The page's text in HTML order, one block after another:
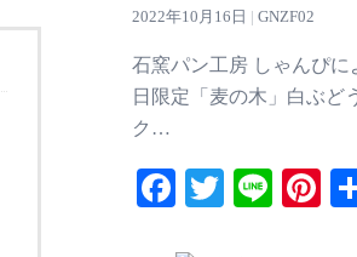
2022年10月16日 GNZF02
石窯パン工房 しゃんぴに
日限定「麦の木」白ぶど
ク…
Facebook
TwitterLine